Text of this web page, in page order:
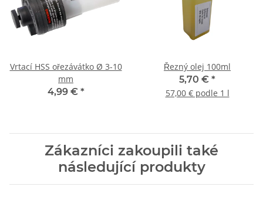
Vrtací HSS ořezávátko Ø 3-10
mm
4,99 € *
Řezný olej 100ml
5,70 € *
57,00 € podle 1 l
Zákazníci zakoupili také
následující produkty